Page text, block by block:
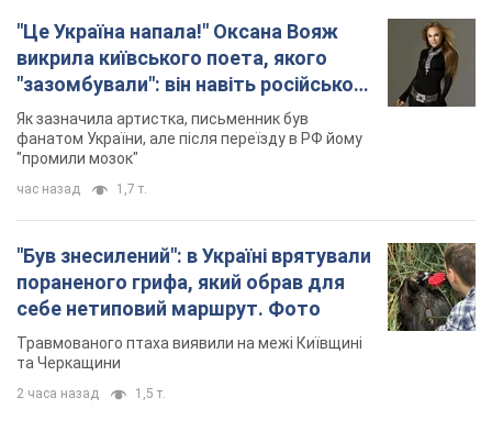
"Це Україна напала!" Оксана Вояж
викрила київського поета, якого
"зазомбували": він навіть російської
не знав, а тепер хоче геноциду
українців
Як зазначила артистка, письменник був
фанатом України, але після переїзду в РФ йому
"промили мозок"
час назад 1,7 т.
"Був знесилений": в Україні врятували
пораненого грифа, який обрав для
себе нетиповий маршрут. Фото
Травмованого птаха виявили на межі Київщині
та Черкащини
2 часа назад 1,5 т.